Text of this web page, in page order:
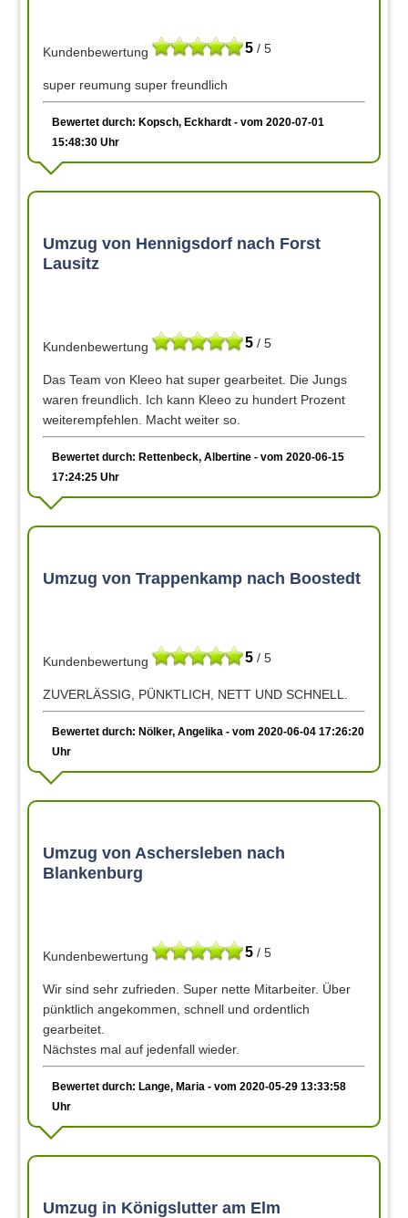
5 / 5
Kundenbewertung
super reumung super freundlich
Bewertet durch: Kopsch, Eckhardt - vom 2020-07-01
15:48:30 Uhr
Umzug von Hennigsdorf nach Forst
Lausitz
5 / 5
Kundenbewertung
Das Team von Kleeo hat super gearbeitet. Die Jungs
waren freundlich. Ich kann Kleeo zu hundert Prozent
weiterempfehlen. Macht weiter so.
Bewertet durch: Rettenbeck, Albertine - vom 2020-06-15
17:24:25 Uhr
Umzug von Trappenkamp nach Boostedt
5 / 5
Kundenbewertung
ZUVERLÄSSIG, PÜNKTLICH, NETT UND SCHNELL.
Bewertet durch: Nölker, Angelika - vom 2020-06-04 17:26:20
Uhr
Umzug von Aschersleben nach
Blankenburg
5 / 5
Kundenbewertung
Wir sind sehr zufrieden. Super nette Mitarbeiter. Über
pünktlich angekommen, schnell und ordentlich
gearbeitet.
Nächstes mal auf jedenfall wieder.
Bewertet durch: Lange, Maria - vom 2020-05-29 13:33:58
Uhr
Umzug in Königslutter am Elm